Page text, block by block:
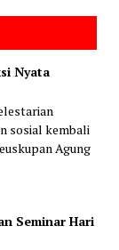
Nyata
sosial kembali
Agung
Seminar Hari